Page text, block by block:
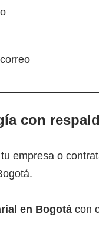
con
empresa o
en Bogotá con